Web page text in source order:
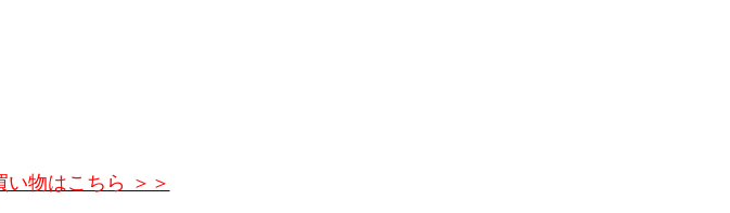
い物はこちら ＞＞